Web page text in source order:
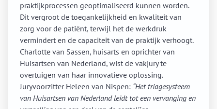
praktijkprocessen geoptimaliseerd kunnen worden.
Dit vergroot de toegankelijkheid en kwaliteit van
zorg voor de patiënt, terwijl het de werkdruk
vermindert en de capaciteit van de praktijk verhoogt.
Charlotte van Sassen, huisarts en oprichter van
Huisartsen van Nederland, wist de vakjury te
overtuigen van haar innovatieve oplossing.
Juryvoorzitter Heleen van Nispen: “Het triagesysteem
van Huisartsen van Nederland leidt tot een vervanging en